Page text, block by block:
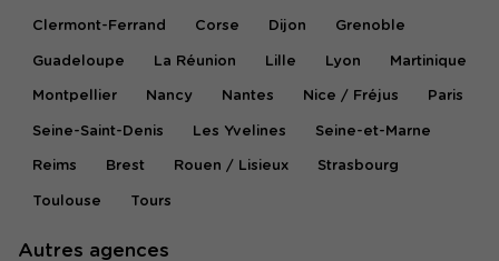
Clermont-Ferrand Corse Dijon Grenoble
Guadeloupe La Réunion Lille Lyon Martinique
Montpellier Nancy Nantes Nice / Fréjus Paris
Seine-Saint-Denis Les Yvelines Seine-et-Marne
Reims Brest Rouen / Lisieux Strasbourg
Toulouse Tours
Autres agences